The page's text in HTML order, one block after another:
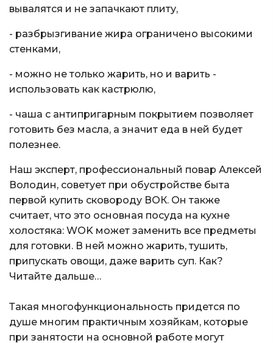
вывалятся и не запачкают плиту,
- разбрызгивание жира ограничено высокими
стенками,
- можно не только жарить, но и варить -
использовать как кастрюлю,
- чаша с антипригарным покрытием позволяет
готовить без масла, а значит еда в ней будет
полезнее.
Наш эксперт, профессиональный повар Алексей
Володин, советует при обустройстве быта
первой купить сковороду ВОК. Он также
считает, что это основная посуда на кухне
холостяка: WOK может заменить все предметы
для готовки. В ней можно жарить, тушить,
припускать овощи, даже варить суп. Как?
Читайте дальше…
Такая многофункциональность придется по
душе многим практичным хозяйкам, которые
при занятости на основной работе могут